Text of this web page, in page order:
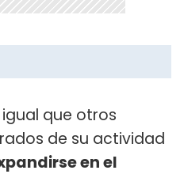
igual que otros
de su actividad
en el